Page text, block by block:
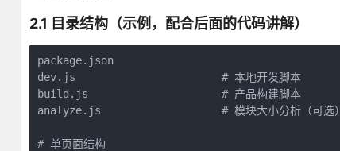
2.1 目录结构（示例，配合后面的代码讲解）
package.json
dev.js                       # 本地开发脚本
build.js                     # 产品构建脚本
analyze.js                   # 模块大小分析（可选）
# 单页面结构